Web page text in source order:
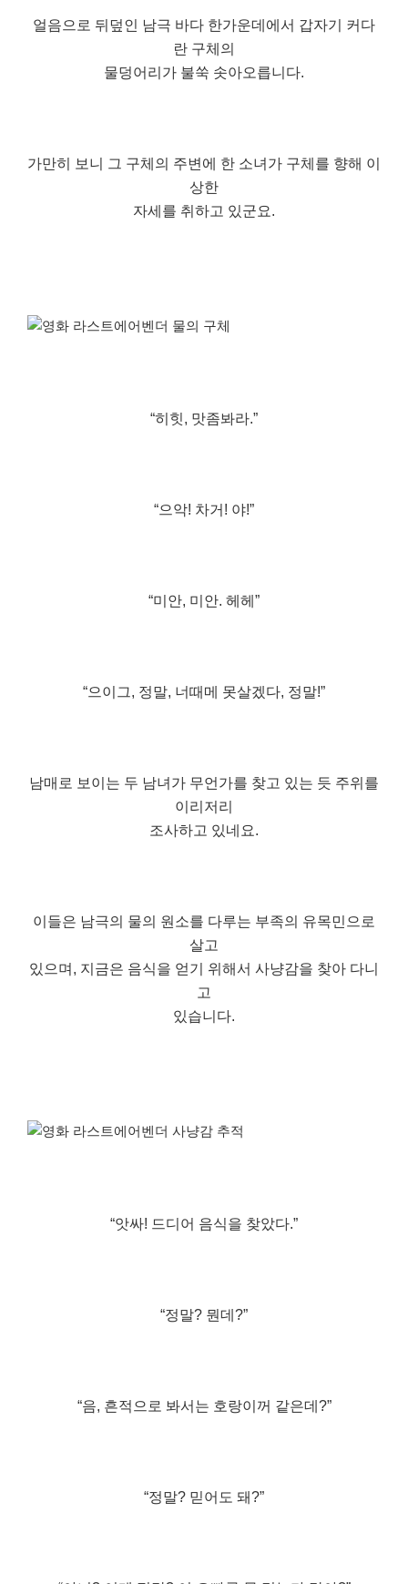
얼음으로 뒤덮인 남극 바다 한가운데에서 갑자기 커다
란 구체의
물덩어리가 불쑥 솟아오릅니다.
가만히 보니 그 구체의 주변에 한 소녀가 구체를 향해 이
상한
자세를 취하고 있군요.
“히힛, 맛좀봐라.”
“으악! 차거! 야!”
“미안, 미안. 헤헤”
“으이그, 정말, 너때메 못살겠다, 정말!”
남매로 보이는 두 남녀가 무언가를 찾고 있는 듯 주위를
이리저리
조사하고 있네요.
이들은 남극의 물의 원소를 다루는 부족의 유목민으로
살고
있으며, 지금은 음식을 얻기 위해서 사냥감을 찾아 다니
고
있습니다.
“앗싸! 드디어 음식을 찾았다.”
“정말? 뭔데?”
“음, 흔적으로 봐서는 호랑이꺼 같은데?”
“정말? 믿어도 돼?”